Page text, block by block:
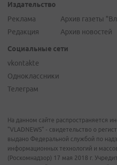
Издательство
Реклама
Редакция
Архив газеты
Архив новостей
Социальные сети
vkontakte
Одноклассники
Телеграм
На данном сайте распространяется
"VLADNEWS" - свидетельство о
выдано Федеральной службой по
информационных технологий и
(Роскомнадзор) 17 мая 2018 г.